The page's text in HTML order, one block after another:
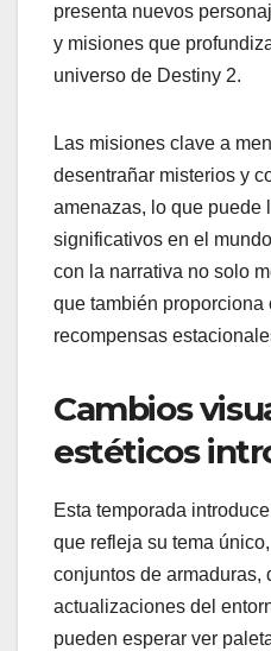
presenta nuevos
y misiones que
universo de Destiny 2.
Las misiones clave a
desentrañar misterios y
amenazas, lo que puede
significativos en el
con la narrativa no solo
que también proporciona
recompensas
Cambios
estéticos
Esta temporada
que refleja su tema
conjuntos de armaduras,
actualizaciones del
pueden esperar ver